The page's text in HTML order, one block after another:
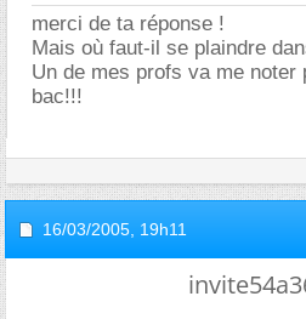
merci de ta réponse !
Mais où faut-il se plaindre
Un de mes profs va me noter
bac!!!
16/03/2005, 19h11